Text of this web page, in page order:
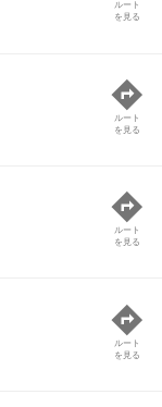
ルート
を見る
ルート
を見る
ルート
を見る
ルート
を見る